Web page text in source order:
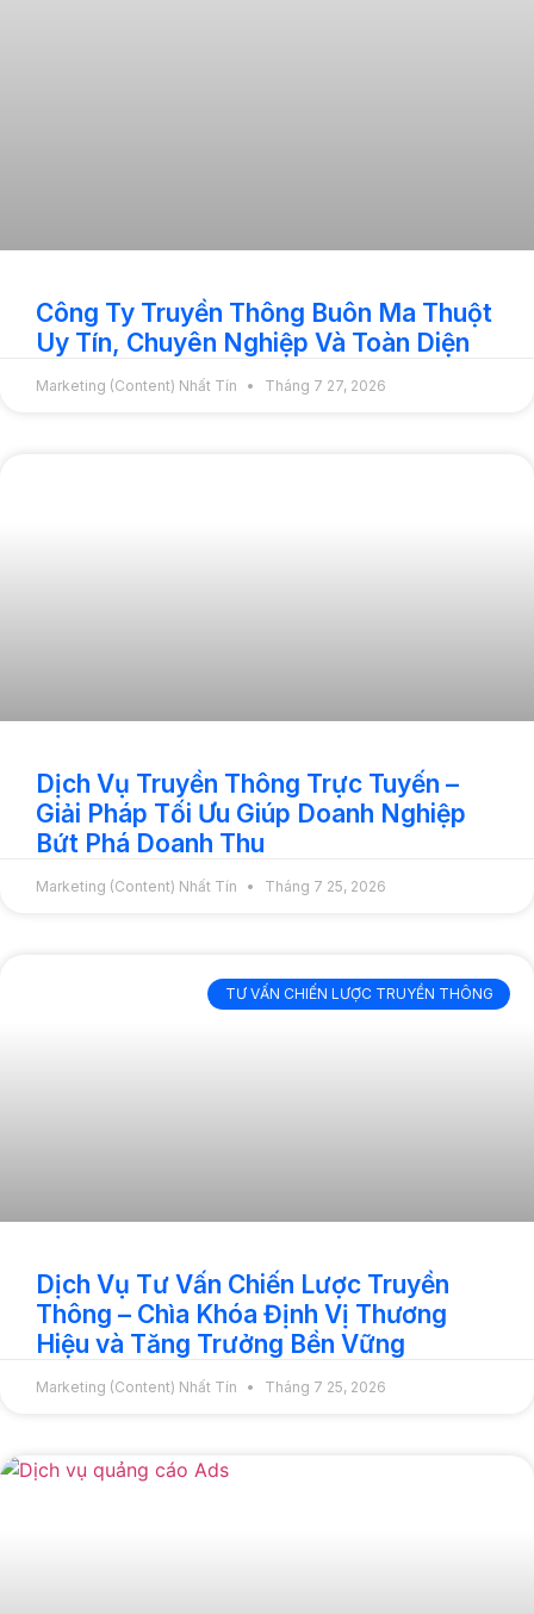
Công Ty Truyền Thông Buôn Ma Thuột
Uy Tín, Chuyên Nghiệp Và Toàn Diện
Marketing (Content) Nhất Tín Tháng 7 27, 2026
Dịch Vụ Truyền Thông Trực Tuyến –
Giải Pháp Tối Ưu Giúp Doanh Nghiệp
Bứt Phá Doanh Thu
Marketing (Content) Nhất Tín Tháng 7 25, 2026
TƯ VẤN CHIẾN LƯỢC TRUYỀN THÔNG
Dịch Vụ Tư Vấn Chiến Lược Truyền
Thông – Chìa Khóa Định Vị Thương
Hiệu và Tăng Trưởng Bền Vững
Marketing (Content) Nhất Tín Tháng 7 25, 2026